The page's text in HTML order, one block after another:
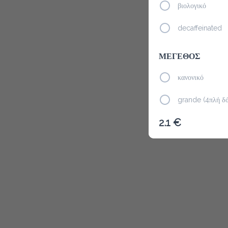
βιολογικό
decaffeinated
ΜΕΓΕΘΟΣ
κανονικό
grande (4πλή
ΕΠΙΛΕΞΤΕ
2.1 €